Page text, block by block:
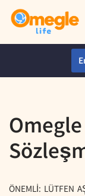
geç
ÖNEMLİ: LÜTFEN